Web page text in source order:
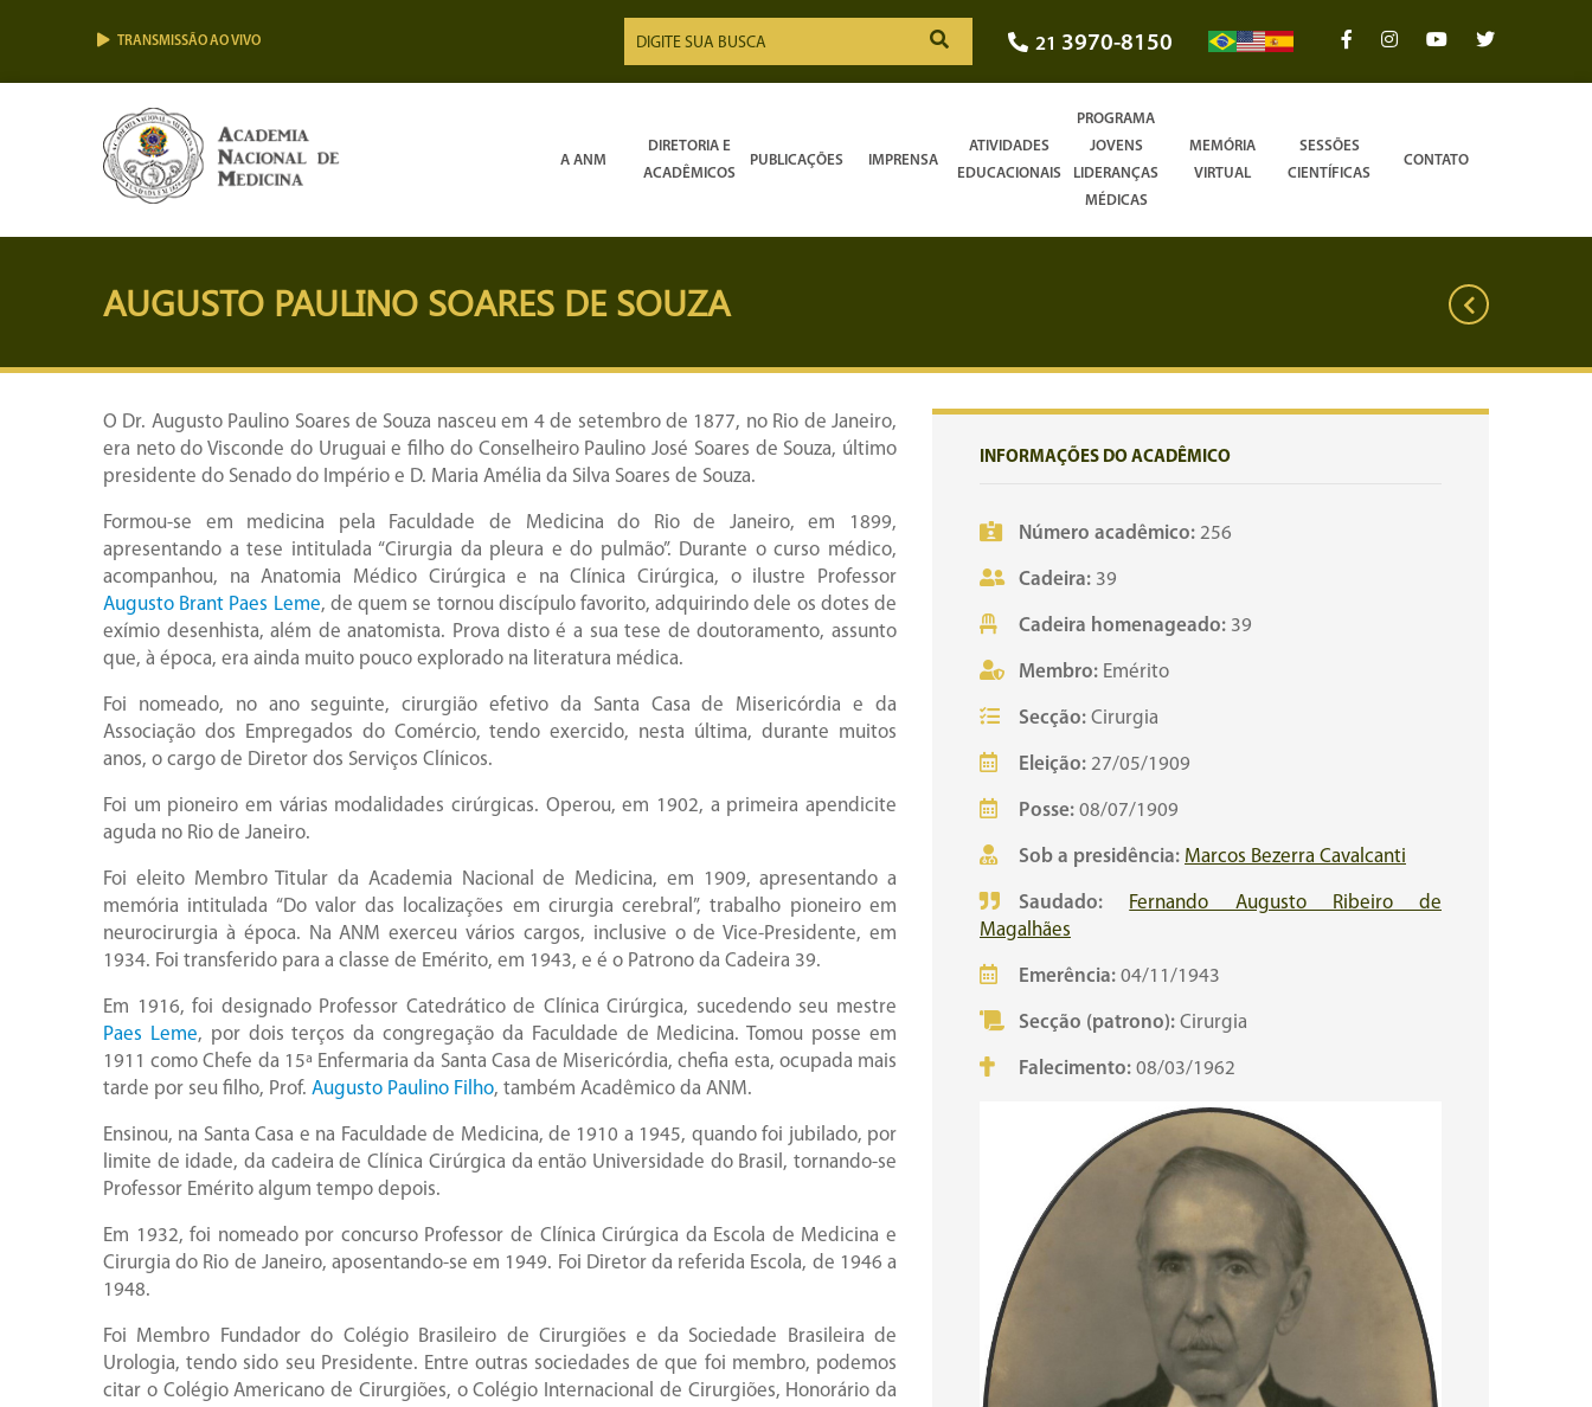
TRANSMISSÃO AO VIVO 21 3970-8150
A ANM
DIRETORIA E
ACADÊMICOS
PUBLICAÇÕES IMPRENSA
ATIVIDADES
EDUCACIONAIS
PROGRAMA
JOVENS
LIDERANÇAS
MÉDICAS
MEMÓRIA
VIRTUAL
SESSÕES
CIENTÍFICAS
CONTATO
AUGUSTO PAULINO SOARES DE SOUZA
O Dr. Augusto Paulino Soares de Souza nasceu em 4 de setembro de 1877, no Rio de Janeiro,
era neto do Visconde do Uruguai e filho do Conselheiro Paulino José Soares de Souza, último
presidente do Senado do Império e D. Maria Amélia da Silva Soares de Souza.
Formou-se em medicina pela Faculdade de Medicina do Rio de Janeiro, em 1899,
apresentando a tese intitulada “Cirurgia da pleura e do pulmão”. Durante o curso médico,
acompanhou, na Anatomia Médico Cirúrgica e na Clínica Cirúrgica, o ilustre Professor
Augusto Brant Paes Leme, de quem se tornou discípulo favorito, adquirindo dele os dotes de
exímio desenhista, além de anatomista. Prova disto é a sua tese de doutoramento, assunto
que, à época, era ainda muito pouco explorado na literatura médica.
Foi nomeado, no ano seguinte, cirurgião efetivo da Santa Casa de Misericórdia e da
Associação dos Empregados do Comércio, tendo exercido, nesta última, durante muitos
anos, o cargo de Diretor dos Serviços Clínicos.
Foi um pioneiro em várias modalidades cirúrgicas. Operou, em 1902, a primeira apendicite
aguda no Rio de Janeiro.
Foi eleito Membro Titular da Academia Nacional de Medicina, em 1909, apresentando a
memória intitulada “Do valor das localizações em cirurgia cerebral”, trabalho pioneiro em
neurocirurgia à época. Na ANM exerceu vários cargos, inclusive o de Vice-Presidente, em
1934. Foi transferido para a classe de Emérito, em 1943, e é o Patrono da Cadeira 39.
Em 1916, foi designado Professor Catedrático de Clínica Cirúrgica, sucedendo seu mestre
Paes Leme, por dois terços da congregação da Faculdade de Medicina. Tomou posse em
1911 como Chefe da 15ª Enfermaria da Santa Casa de Misericórdia, chefia esta, ocupada mais
tarde por seu filho, Prof. Augusto Paulino Filho, também Acadêmico da ANM.
Ensinou, na Santa Casa e na Faculdade de Medicina, de 1910 a 1945, quando foi jubilado, por
limite de idade, da cadeira de Clínica Cirúrgica da então Universidade do Brasil, tornando-se
Professor Emérito algum tempo depois.
Em 1932, foi nomeado por concurso Professor de Clínica Cirúrgica da Escola de Medicina e
Cirurgia do Rio de Janeiro, aposentando-se em 1949. Foi Diretor da referida Escola, de 1946 a
1948.
Foi Membro Fundador do Colégio Brasileiro de Cirurgiões e da Sociedade Brasileira de
Urologia, tendo sido seu Presidente. Entre outras sociedades de que foi membro, podemos
citar o Colégio Americano de Cirurgiões, o Colégio Internacional de Cirurgiões, Honorário da
INFORMAÇÕES DO ACADÊMICO
Número acadêmico: 256
Cadeira: 39
Cadeira homenageado: 39
Membro: Emérito
Secção: Cirurgia
Eleição: 27/05/1909
Posse: 08/07/1909
Sob a presidência: Marcos Bezerra Cavalcanti
Saudado:
Fernando Augusto Ribeiro de
Magalhães
Emerência: 04/11/1943
Secção (patrono): Cirurgia
Falecimento: 08/03/1962